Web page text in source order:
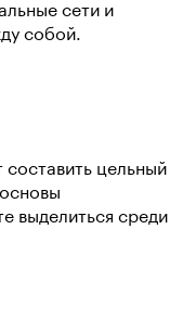
сети и
собой.
составить цельный
выделиться среди